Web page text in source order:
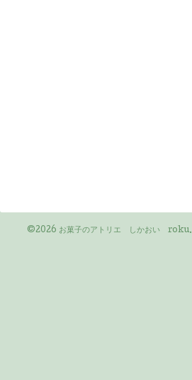
©2026 お菓子のアトリエ しかおい roku.